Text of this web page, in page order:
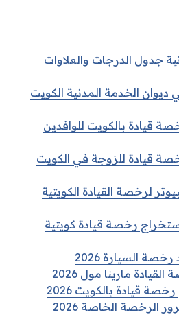
جدول الدرجات والعلاوات
ديوان الخدمة المدنية الكويت
قيادة بالكويت للوافدين
قيادة للزوجة في الكويت
لرخصة القيادة الكويتية
رخصة قيادة كويتية
السيارة 2026
مارينا مول 2026
قيادة بالكويت 2026
الرخصة الخاصة 2026